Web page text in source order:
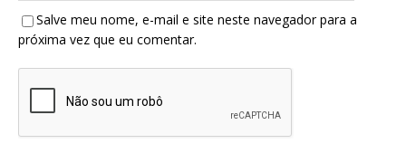
Salve meu nome, e-mail e site neste navegador para a
próxima vez que eu comentar.